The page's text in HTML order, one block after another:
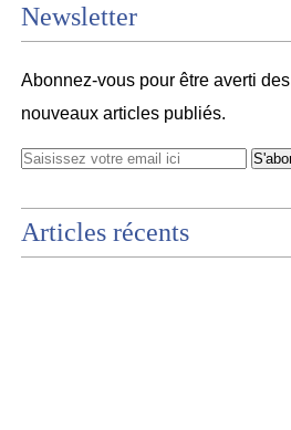
Newsletter
Abonnez-vous pour être averti des
nouveaux articles publiés.
Articles récents